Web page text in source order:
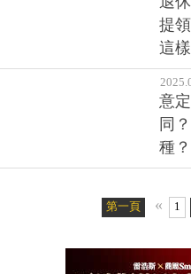
提
這
意
同
種？
1